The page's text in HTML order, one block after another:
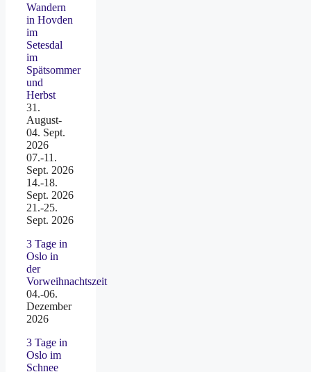
Wandern
in Hovden
im
Setesdal
im
Spätsommer
und
Herbst
31.
August-
04. Sept.
2026
07.-11.
Sept. 2026
14.-18.
Sept. 2026
21.-25.
Sept. 2026
3 Tage in
Oslo in
der
Vorweihnachtszeit
04.-06.
Dezember
2026
3 Tage in
Oslo im
Schnee